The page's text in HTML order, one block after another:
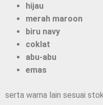
hijau
merah maroon
biru navy
coklat
abu-abu
emas
serta warna lain sesuai